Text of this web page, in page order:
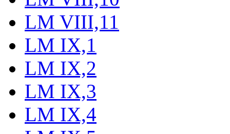
LM VIII,11
LM IX,1
LM IX,2
LM IX,3
LM IX,4